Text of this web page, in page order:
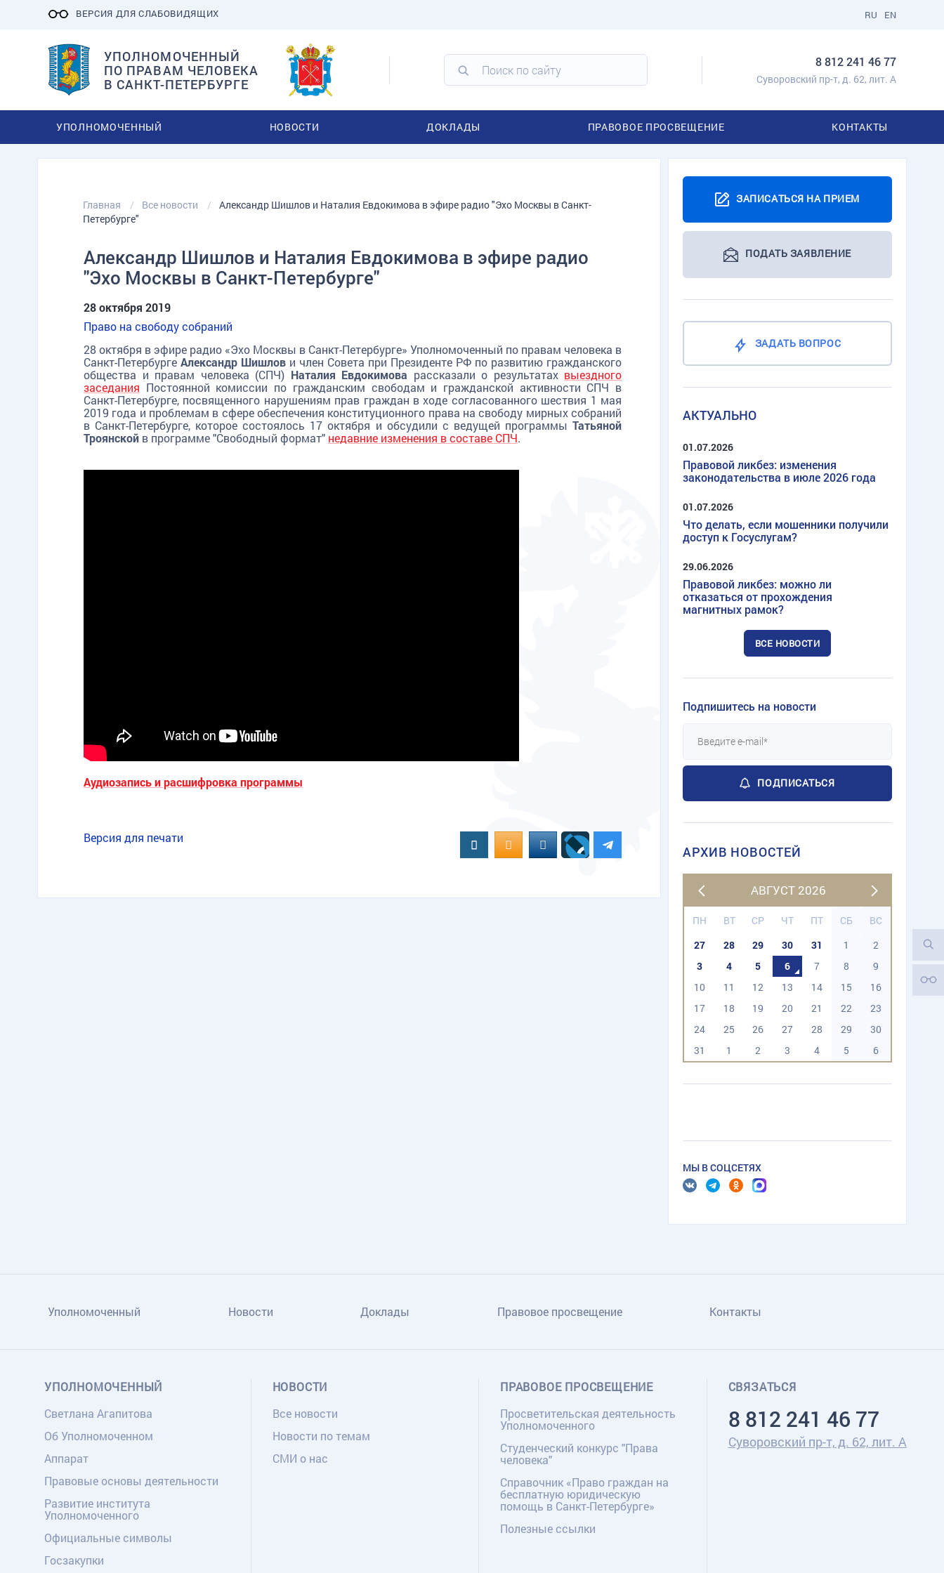
ВЕРСИЯ ДЛЯ СЛАБОВИДЯЩИХ EN
RU
УПОЛНОМОЧЕННЫЙ
ПО ПРАВАМ ЧЕЛОВЕКА
В САНКТ-ПЕТЕРБУРГЕ
8 812 241 46 77
Суворовский пр-т, д. 62, лит. А
УПОЛНОМОЧЕННЫЙ НОВОСТИ ДОКЛАДЫ ПРАВОВОЕ ПРОСВЕЩЕНИЕ КОНТАКТЫ
Главная Все новости
Александр Шишлов и Наталия Евдокимова в эфире радио "Эхо Москвы в Санкт-
Петербурге"
Александр Шишлов и Наталия Евдокимова в эфире радио
"Эхо Москвы в Санкт-Петербурге"
28 октября 2019
Право на свободу собраний
28 октября в эфире радио «Эхо Москвы в Санкт-Петербурге» Уполномоченный по правам человека в
Санкт-Петербурге Александр Шишлов и член Совета при Президенте РФ по развитию гражданского
общества и правам человека (СПЧ) Наталия Евдокимова рассказали о результатах выездного
заседания Постоянной комиссии по гражданским свободам и гражданской активности СПЧ в
Санкт-Петербурге, посвященного нарушениям прав граждан в ходе согласованного шествия 1 мая
2019 года и проблемам в сфере обеспечения конституционного права на свободу мирных собраний
в Санкт-Петербурге, которое состоялось 17 октября и обсудили с ведущей программы Татьяной
Троянской в программе "Свободный формат" недавние изменения в составе СПЧ.
Аудиозапись и расшифровка программы
Версия для печати ВконтактеOK.RUMAIL.RU
ЗАПИСАТЬСЯ НА ПРИЕМ
ПОДАТЬ ЗАЯВЛЕНИЕ
ЗАДАТЬ ВОПРОС
АКТУАЛЬНО
01.07.2026
Правовой ликбез: изменения
законодательства в июле 2026 года
01.07.2026
Что делать, если мошенники получили
доступ к Госуслугам?
29.06.2026
Правовой ликбез: можно ли
отказаться от прохождения
магнитных рамок?
ВСЕ НОВОСТИ
Подпишитесь на новости
ПОДПИСАТЬСЯ
АРХИВ НОВОСТЕЙ
АВГУСТ 2026
ПН ВТ СР ЧТ ПТ СБ
ВС
27
28 29 30 31 1
2
3
4 5 6 7 8
9
10
11 12 13 14 15
16
17
18 19 20 21 22
23
24
25 26 27 28 29
30
31
1 2 3 4 5 6
МЫ В СОЦСЕТЯХ
Уполномоченный Новости Доклады Правовое просвещение Контакты
СВЯЗАТЬСЯ
8 812 241 46 77
Суворовский пр-т, д. 62, лит. А
УПОЛНОМОЧЕННЫЙ
Светлана Агапитова
Об Уполномоченном
Аппарат
Правовые основы деятельности
Развитие института
Уполномоченного
Официальные символы
Госзакупки
НОВОСТИ
Все новости
Новости по темам
СМИ о нас
ПРАВОВОЕ ПРОСВЕЩЕНИЕ
Просветительская деятельность
Уполномоченного
Студенческий конкурс "Права
человека"
Справочник «Право граждан на
бесплатную юридическую
помощь в Санкт-Петербурге»
Полезные ссылки